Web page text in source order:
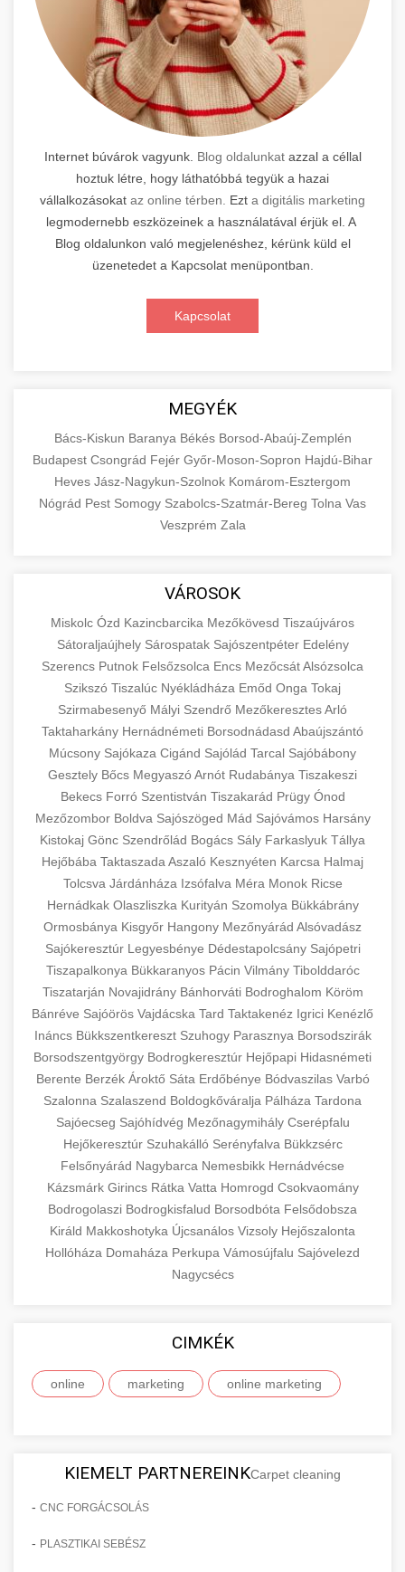
Internet búvárok vagyunk. Blog oldalunkatazzal a céllal
hoztuk létre, hogy láthatóbbá tegyük a hazai
vállalkozásokat az online térben. Ezt a digitális marketing
legmodernebb eszközeinek a használatával érjük el. A
Blog oldalunkon való megjelenéshez, kérünk küld el
üzenetedet a Kapcsolat menüpontban.
Kapcsolat
MEGYÉK
Bács-Kiskun Baranya Békés Borsod-Abaúj-Zemplén
Budapest Csongrád Fejér Győr-Moson-Sopron Hajdú-Bihar
Heves Jász-Nagykun-Szolnok Komárom-Esztergom
Nógrád Pest Somogy Szabolcs-Szatmár-Bereg Tolna Vas
Veszprém Zala
VÁROSOK
Miskolc Ózd Kazincbarcika Mezőkövesd Tiszaújváros
Sátoraljaújhely Sárospatak Sajószentpéter Edelény
Szerencs Putnok Felsőzsolca Encs MezőcsátAlsózsolca
Szikszó Tiszalúc Nyékládháza Emőd Onga Tokaj
Szirmabesenyő Mályi Szendrő MezőkeresztesArló
Taktaharkány Hernádnémeti Borsodnádasd Abaújszántó
Múcsony Sajókaza Cigánd Sajólád Tarcal Sajóbábony
Gesztely Bőcs MegyaszóArnót Rudabánya Tiszakeszi
Bekecs Forró Szentistván Tiszakarád Prügy Ónod
Mezőzombor Boldva Sajószöged Mád Sajóvámos Harsány
Kistokaj Gönc Szendrőlád Bogács Sály Farkaslyuk Tállya
Hejőbába Taktaszada Aszaló Kesznyéten Karcsa Halmaj
Tolcsva Járdánháza Izsófalva Méra Monok Ricse
Hernádkak Olaszliszka Kurityán Szomolya Bükkábrány
Ormosbánya Kisgyőr Hangony Mezőnyárád Alsóvadász
Sajókeresztúr Legyesbénye Dédestapolcsány Sajópetri
Tiszapalkonya Bükkaranyos Pácin Vilmány Tibolddaróc
Tiszatarján Novajidrány Bánhorváti Bodroghalom Köröm
Bánréve Sajóörös Vajdácska Tard Taktakenéz Igrici Kenézlő
Ináncs Bükkszentkereszt Szuhogy Parasznya Borsodszirák
Borsodszentgyörgy Bodrogkeresztúr Hejőpapi Hidasnémeti
Berente Berzék Ároktő Sáta Erdőbénye Bódvaszilas Varbó
Szalonna Szalaszend Boldogkőváralja Pálháza Tardona
Sajóecseg Sajóhídvég Mezőnagymihály Cserépfalu
Hejőkeresztúr Szuhakálló Serényfalva Bükkzsérc
Felsőnyárád Nagybarca Nemesbikk Hernádvécse
Kázsmárk Girincs Rátka Vatta Homrogd Csokvaomány
Bodrogolaszi Bodrogkisfalud Borsodbóta Felsődobsza
Királd Makkoshotyka Újcsanálos Vizsoly Hejőszalonta
Hollóháza Domaháza Perkupa Vámosújfalu Sajóvelezd
Nagycsécs
CIMKÉK
online marketing online marketing
KIEMELT PARTNEREINKCarpet cleaning
- CNC FORGÁCSOLÁS
- PLASZTIKAI SEBÉSZ